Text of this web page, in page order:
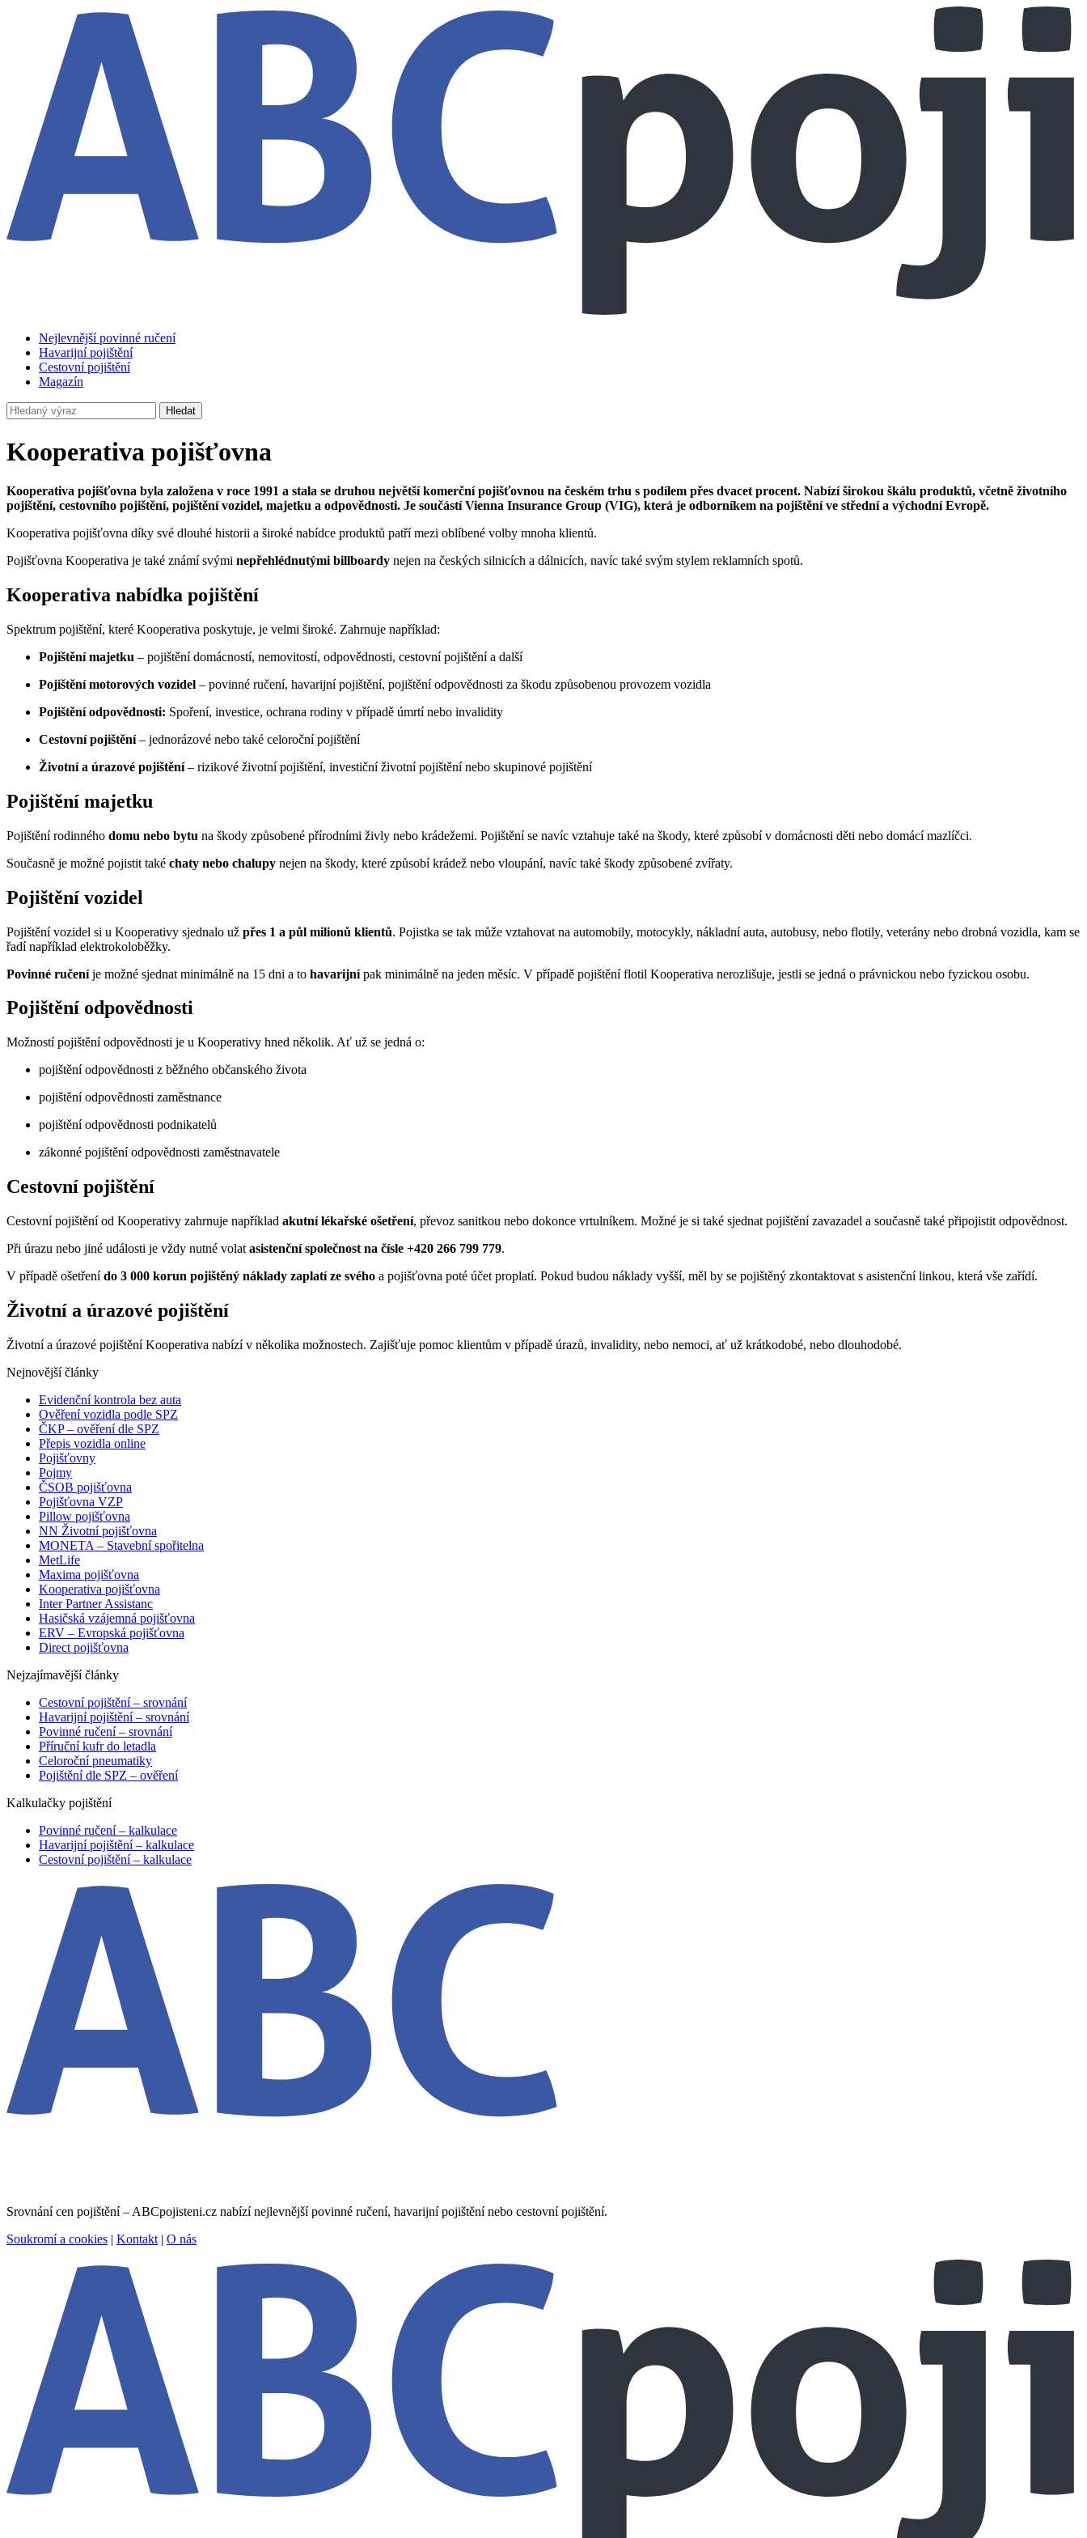
Nejlevnější povinné ručení
Havarijní pojištění
Cestovní pojištění
Magazín
Hledat
Kooperativa pojišťovna
Kooperativa pojišťovna byla založena v roce 1991 a stala se druhou největší komerční pojišťovnou na českém trhu s podílem přes dvacet procent. Nabízí širokou škálu produktů, včetně životního
pojištění, cestovního pojištění, pojištění vozidel, majetku a odpovědnosti. Je součástí Vienna Insurance Group (VIG), která je odborníkem na pojištění ve střední a východní Evropě.
Kooperativa pojišťovna díky své dlouhé historii a široké nabídce produktů patří mezi oblíbené volby mnoha klientů.
Pojišťovna Kooperativa je také známí svými nepřehlédnutými billboardy nejen na českých silnicích a dálnicích, navíc také svým stylem reklamních spotů.
Kooperativa nabídka pojištění
Spektrum pojištění, které Kooperativa poskytuje, je velmi široké. Zahrnuje například:
Pojištění majetku – pojištění domácností, nemovitostí, odpovědnosti, cestovní pojištění a další
Pojištění motorových vozidel – povinné ručení, havarijní pojištění, pojištění odpovědnosti za škodu způsobenou provozem vozidla
Pojištění odpovědnosti: Spoření, investice, ochrana rodiny v případě úmrtí nebo invalidity
Cestovní pojištění– jednorázové nebo také celoroční pojištění
Životní a úrazové pojištění– rizikové životní pojištění, investiční životní pojištění nebo skupinové pojištění
Pojištění majetku
Pojištění rodinného domu nebo bytu na škody způsobené přírodními živly nebo krádežemi. Pojištění se navíc vztahuje také na škody, které způsobí v domácnosti děti nebo domácí mazlíčci.
Současně je možné pojistit také chaty nebo chalupy nejen na škody, které způsobí krádež nebo vloupání, navíc také škody způsobené zvířaty.
Pojištění vozidel
Pojištění vozidel si u Kooperativy sjednalo už přes 1 a půl milionů klientů. Pojistka se tak může vztahovat na automobily, motocykly, nákladní auta, autobusy, nebo flotily, veterány nebo drobná vozidla, kam se
řadí například elektrokoloběžky.
Povinné ručeníje možné sjednat minimálně na 15 dni a to havarijnípak minimálně na jeden měsíc. V případě pojištění flotil Kooperativa nerozlišuje, jestli se jedná o právnickou nebo fyzickou osobu.
Pojištění odpovědnosti
Možností pojištění odpovědnosti je u Kooperativy hned několik. Ať už se jedná o:
pojištění odpovědnosti z běžného občanského života
pojištění odpovědnosti zaměstnance
pojištění odpovědnosti podnikatelů
zákonné pojištění odpovědnosti zaměstnavatele
Cestovní pojištění
Cestovní pojištění od Kooperativy zahrnuje například akutní lékařské ošetření, převoz sanitkou nebo dokonce vrtulníkem. Možné je si také sjednat pojištění zavazadel a současně také připojistit odpovědnost.
Při úrazu nebo jiné události je vždy nutné volat asistenční společnost na čísle +420 266 799 779.
V případě ošetřenído 3 000 korun pojištěný náklady zaplatí ze svého a pojišťovna poté účet proplatí. Pokud budou náklady vyšší, měl by se pojištěný zkontaktovat s asistenční linkou, která vše zařídí.
Životní a úrazové pojištění
Životní a úrazové pojištění Kooperativa nabízí v několika možnostech. Zajišťuje pomoc klientům v případě úrazů, invalidity, nebo nemoci, ať už krátkodobé, nebo dlouhodobé.
Nejnovější články
Evidenční kontrola bez auta
Ověření vozidla podle SPZ
ČKP – ověření dle SPZ
Přepis vozidla online
Pojišťovny
Pojmy
ČSOB pojišťovna
Pojišťovna VZP
Pillow pojišťovna
NN Životní pojišťovna
MONETA – Stavební spořitelna
MetLife
Maxima pojišťovna
Kooperativa pojišťovna
Inter Partner Assistanc
Hasičská vzájemná pojišťovna
ERV – Evropská pojišťovna
Direct pojišťovna
Nejzajímavější články
Cestovní pojištění – srovnání
Havarijní pojištění – srovnání
Povinné ručení – srovnání
Příruční kufr do letadla
Celoroční pneumatiky
Pojištění dle SPZ – ověření
Kalkulačky pojištění
Povinné ručení – kalkulace
Havarijní pojištění – kalkulace
Cestovní pojištění – kalkulace
Srovnání cen pojištění – ABCpojisteni.cz nabízí nejlevnější povinné ručení, havarijní pojištění nebo cestovní pojištění.
Soukromí a cookies | Kontakt | O nás